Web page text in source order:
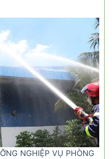
NGHIỆP VỤ PHÒNG